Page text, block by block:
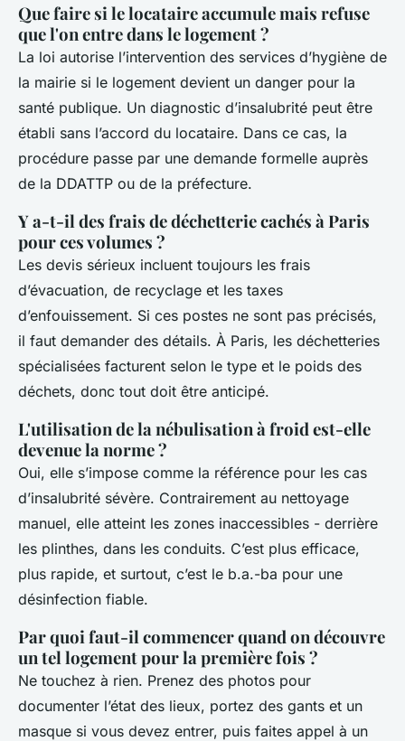
Que faire si le locataire accumule mais refuse
que l'on entre dans le logement ?
La loi autorise l’intervention des services d’hygiène de
la mairie si le logement devient un danger pour la
santé publique. Un diagnostic d’insalubrité peut être
établi sans l’accord du locataire. Dans ce cas, la
procédure passe par une demande formelle auprès
de la DDATTP ou de la préfecture.
Y a-t-il des frais de déchetterie cachés à Paris
pour ces volumes ?
Les devis sérieux incluent toujours les frais
d’évacuation, de recyclage et les taxes
d’enfouissement. Si ces postes ne sont pas précisés,
il faut demander des détails. À Paris, les déchetteries
spécialisées facturent selon le type et le poids des
déchets, donc tout doit être anticipé.
L'utilisation de la nébulisation à froid est-elle
devenue la norme ?
Oui, elle s’impose comme la référence pour les cas
d’insalubrité sévère. Contrairement au nettoyage
manuel, elle atteint les zones inaccessibles - derrière
les plinthes, dans les conduits. C’est plus efficace,
plus rapide, et surtout, c’est le b.a.-ba pour une
désinfection fiable.
Par quoi faut-il commencer quand on découvre
un tel logement pour la première fois ?
Ne touchez à rien. Prenez des photos pour
documenter l’état des lieux, portez des gants et un
masque si vous devez entrer, puis faites appel à un